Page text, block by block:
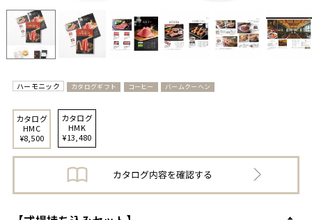
ハーモニック カタログギフト コーヒー バームクーヘン
カタログ
HMC
¥8,500
カタログ
HMK
¥13,480